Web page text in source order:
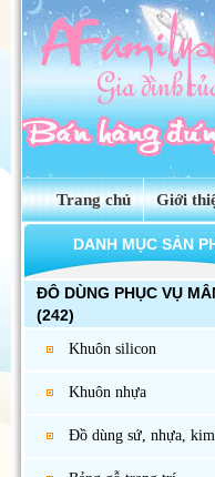
Trang chủ Giới
DANH MỤC SẢN
ĐÔ DÙNG PHỤC VỤ
(242)
Khuôn silicon
Khuôn nhựa
Đồ dùng sứ, nhựa,